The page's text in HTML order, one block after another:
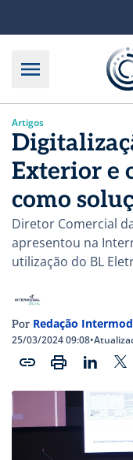
Artigos
Exterior e
como
Diretor Comercial
apresentou na
utilização do BL
Por Redação
25/03/2024 09:08•